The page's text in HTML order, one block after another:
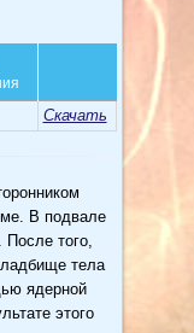
Скачать
В подвале
После того,
тела
ядерной
этого